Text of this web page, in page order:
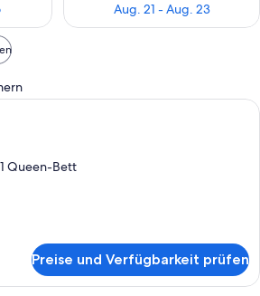
Aug. 21 - Aug. 23
Zimmersafe, Schreibtisch,
Queen-Bett
Preise und Verfügbarkeit prüfen